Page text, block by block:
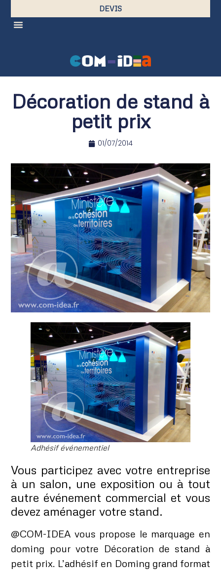
DEVIS
Décoration de stand à
petit prix
01/07/2014
Adhésif événementiel
Vous participez avec votre entreprise
à un salon, une exposition ou à tout
autre événement commercial et vous
devez aménager votre stand.
@COM-IDEA vous propose le marquage en
doming pour votre Décoration de stand à
petit prix. L’adhésif en Doming grand format